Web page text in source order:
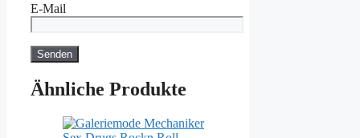
E-Mail
Ähnliche Produkte